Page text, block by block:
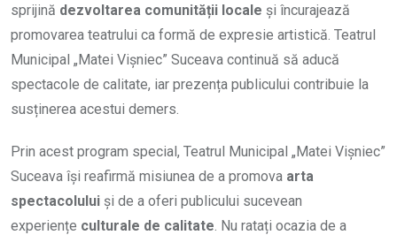
sprijină dezvoltarea comunității locale și încurajează
promovarea teatrului ca formă de expresie artistică. Teatrul
Municipal „Matei Vișniec” Suceava continuă să aducă
spectacole de calitate, iar prezența publicului contribuie la
susținerea acestui demers.
Prin acest program special, Teatrul Municipal „Matei Vișniec”
Suceava își reafirmă misiunea de a promova arta
spectacolului și de a oferi publicului sucevean
experiențe culturale de calitate. Nu ratați ocazia de a